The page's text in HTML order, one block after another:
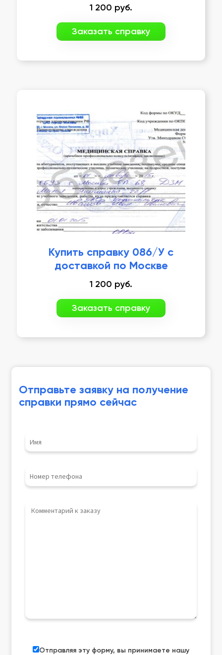
1 200 руб.
Заказать справку
Купить справку 086/У с
доставкой по Москве
1 200 руб.
Заказать справку
Отправьте заявку на получение
справки прямо сейчас
Отправляя эту форму, вы принимаете нашу